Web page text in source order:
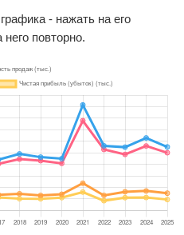
- нажать на его
повторно.